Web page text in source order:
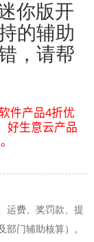
你版开
的辅助
，请帮
件产品4折优
好生意云产品
运费、奖罚款、提
门辅助核算）。